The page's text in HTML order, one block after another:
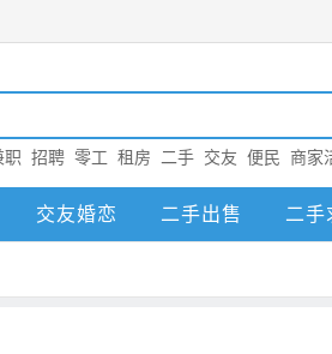
职 招聘 零工 租房 二手 交友 便民
商家
交友婚恋 二手出售 二手